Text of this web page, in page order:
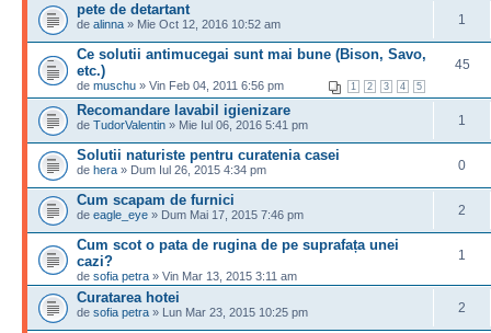
pete de detartant
de alinna » Mie Oct 12, 2016 10:52 am 1
Ce solutii antimucegai sunt mai bune (Bison, Savo,
etc.)
1 2 3 4 5
de muschu » Vin Feb 04, 2011 6:56 pm
45
Recomandare lavabil igienizare
de TudorValentin » Mie Iul 06, 2016 5:41 pm 1
Solutii naturiste pentru curatenia casei
de hera » Dum Iul 26, 2015 4:34 pm 0
Cum scapam de furnici
de eagle_eye » Dum Mai 17, 2015 7:46 pm 2
Cum scot o pata de rugina de pe suprafața unei
cazi?
de sofia petra » Vin Mar 13, 2015 3:11 am
1
Curatarea hotei
de sofia petra » Lun Mar 23, 2015 10:25 pm 2